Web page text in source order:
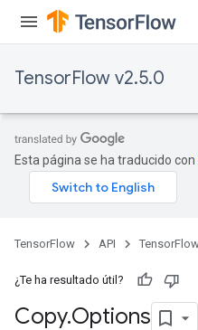
TensorFlow v2.5.0
Esta página se ha traducido con
TensorFlow API
¿Te ha resultado útil?
Copy.Options